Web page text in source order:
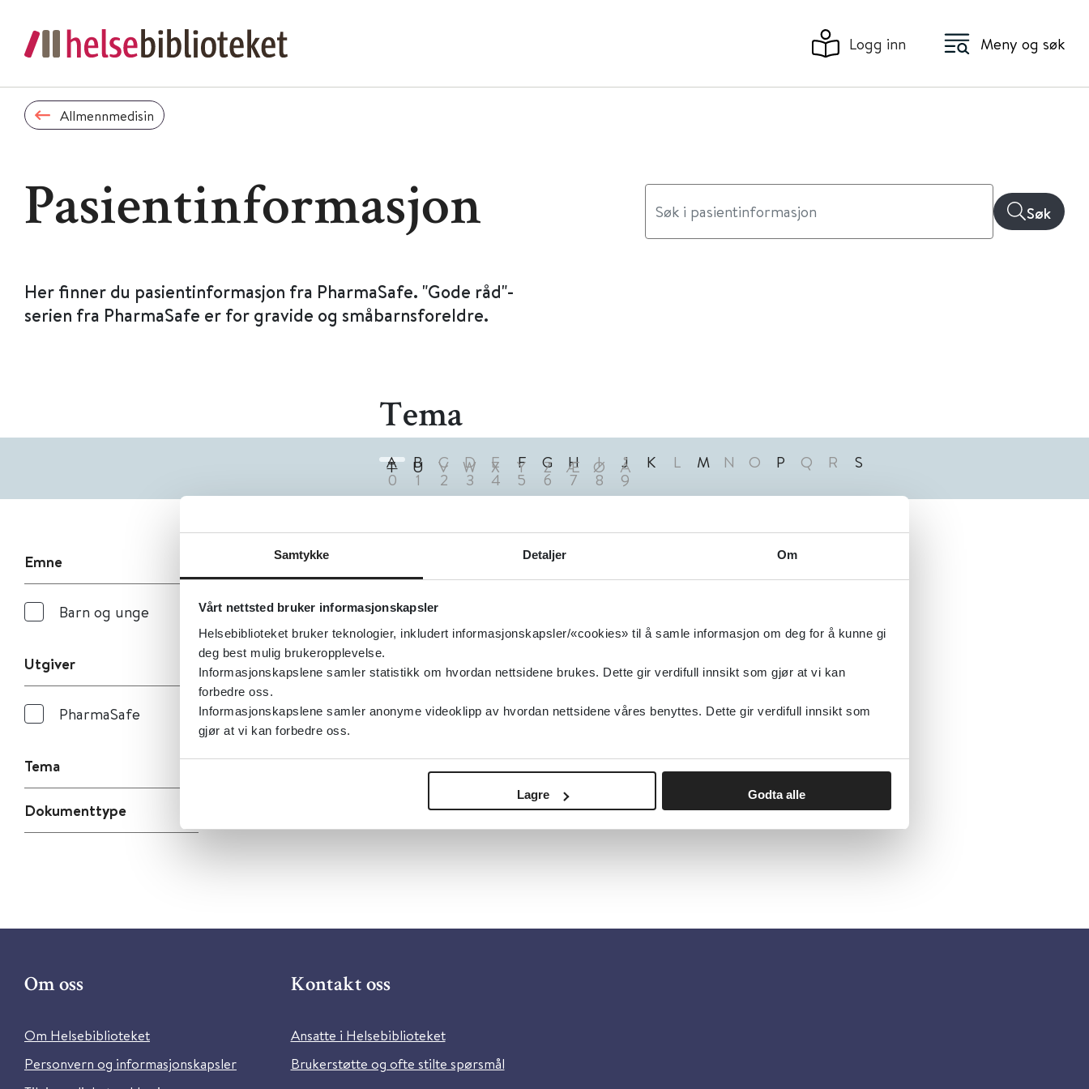
Samtykke Detaljer Om
Vårt nettsted bruker informasjonskapsler
Helsebiblioteket bruker teknologier, inkludert informasjonskapsler/«cookies» til å samle informasjon om deg for å kunne gi
deg best mulig brukeropplevelse.
Informasjonskapslene samler statistikk om hvordan nettsidene brukes. Dette gir verdifull innsikt som gjør at vi kan
forbedre oss.
Informasjonskapslene samler anonyme videoklipp av hvordan nettsidene våres benyttes. Dette gir verdifull innsikt som
gjør at vi kan forbedre oss.
Lagre Godta alle
Logg inn Meny og søk
Allmennmedisin
Pasientinformasjon Søk
Her finner du pasientinformasjon fra PharmaSafe. "Gode råd"-
serien fra PharmaSafe er for gravide og småbarnsforeldre.
Tema
A B C D E F G H I J K L M N O P Q R S
T U V W X Y Z Æ Ø Å
0 1 2 3 4 5 6 7 8 9
Emne
Barn og unge
Utgiver
PharmaSafe
Tema
Dokumenttype
Akutt magesyke (diaré/oppkast) hos barn
PharmaSafe
Om oss
Om Helsebiblioteket
Personvern og informasjonskapsler
Kontakt oss
Ansatte i Helsebiblioteket
Brukerstøtte og ofte stilte spørsmål